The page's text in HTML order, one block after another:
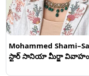
Mohammed
స్టార్ సానియా మీర్జా